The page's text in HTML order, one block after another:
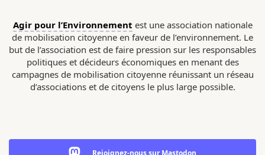
Agir pour l’Environnement est une association nationale
de mobilisation citoyenne en faveur de l’environnement. Le
but de l’association est de faire pression sur les responsables
politiques et décideurs économiques en menant des
campagnes de mobilisation citoyenne réunissant un réseau
d’associations et de citoyens le plus large possible.
Rejoignez-nous sur Mastodon